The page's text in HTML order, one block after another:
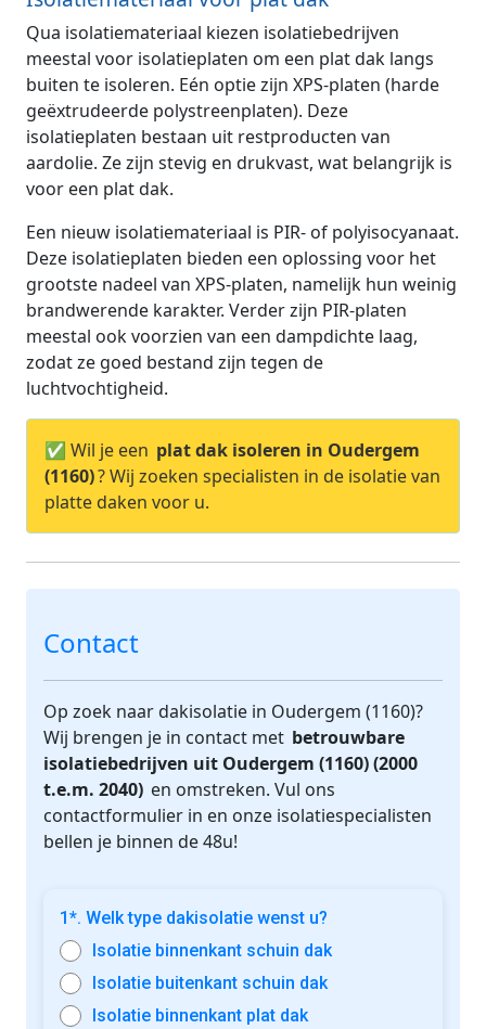
Qua isolatiemateriaal kiezen isolatiebedrijven
meestal voor isolatieplaten om een plat dak langs
buiten te isoleren. Eén optie zijn XPS-platen (harde
geëxtrudeerde polystreenplaten). Deze
isolatieplaten bestaan uit restproducten van
aardolie. Ze zijn stevig en drukvast, wat belangrijk is
voor een plat dak.
Een nieuw isolatiemateriaal is PIR- of polyisocyanaat.
Deze isolatieplaten bieden een oplossing voor het
grootste nadeel van XPS-platen, namelijk hun weinig
brandwerende karakter. Verder zijn PIR-platen
meestal ook voorzien van een dampdichte laag,
zodat ze goed bestand zijn tegen de
luchtvochtigheid.
✅ Wil je een plat dak isoleren in Oudergem
(1160)? Wij zoeken specialisten in de isolatie van
platte daken voor u.
Contact
Op zoek naar dakisolatie in Oudergem (1160)?
Wij brengen je in contact met betrouwbare
isolatiebedrijven uit Oudergem (1160) (2000
t.e.m. 2040) en omstreken. Vul ons
contactformulier in en onze isolatiespecialisten
bellen je binnen de 48u!
1*. Welk type dakisolatie wenst u?
Isolatie binnenkant schuin dak
Isolatie buitenkant schuin dak
Isolatie binnenkant plat dak